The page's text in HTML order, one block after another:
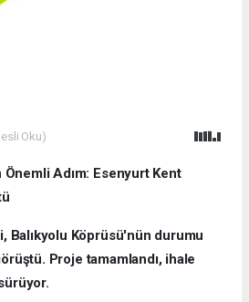
Oku)
Adım: Esenyurt Kent
Balıkyolu Köprüsü'nün durumu
Proje tamamlandı, ihale